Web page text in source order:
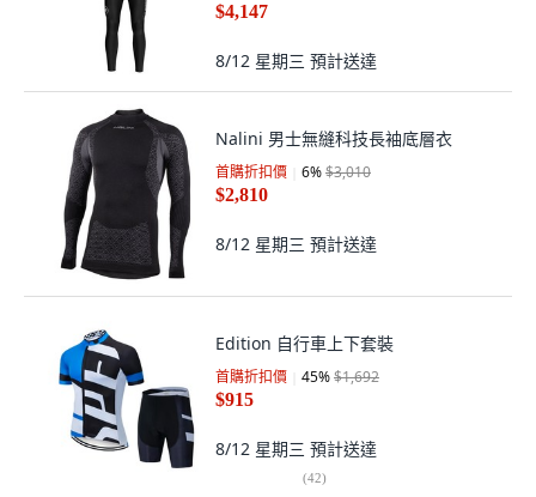
$4,147
8/12 星期三 預計送達
Nalini 男士無縫科技長袖底層衣
首購折扣價 6%$3,010
$2,810
8/12 星期三 預計送達
Edition 自行車上下套裝
首購折扣價 45%$1,692
$915
8/12 星期三 預計送達
(42)